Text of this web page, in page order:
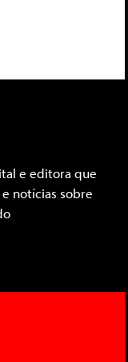
e editora que
notícias sobre